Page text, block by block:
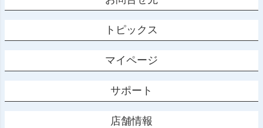
トピックス
マイページ
サポート
店舗情報